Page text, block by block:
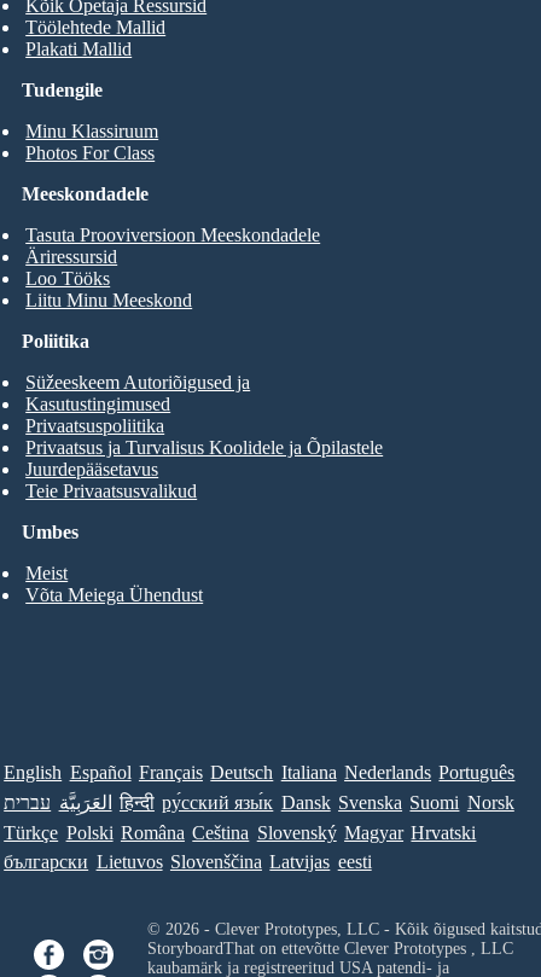
Tudengile
Minu Klassiruum
Photos For Class
Kõik Õpetaja Ressursid
Töölehtede Mallid
Plakati Mallid
Meeskondadele
Tasuta Prooviversioon Meeskondadele
Äriressursid
Loo Tööks
Liitu Minu Meeskond
Umbes
Meist
Võta Meiega Ühendust
Poliitika
Süžeeskeem Autoriõigused ja
Kasutustingimused
Privaatsuspoliitika
Privaatsus ja Turvalisus Koolidele ja Õpilastele
Juurdepääsetavus
Teie Privaatsusvalikud
English Español Français Deutsch Italiana Nederlands Português
עברית العَرَبِيَّة हिन्दी ру́сский язы́к Dansk Svenska Suomi Norsk
Türkçe Polski Româna Ceština Slovenský Magyar Hrvatski
български Lietuvos Slovenščina Latvijas eesti
© 2026 - Clever Prototypes, LLC - Kõik õigused
StoryboardThat on ettevõtte Clever Prototypes , LLC
kaubamärk ja registreeritud USA patendi- ja